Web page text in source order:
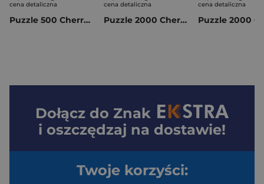
cena detaliczna
Puzzle 500 CherryPazzi The Forest Heart 20371
cena detaliczna
Puzzle 2000 CherryPazzi Baroque Table 50248
cena detaliczna
Dołącz do Znak
i oszczędzaj na dostawie!
Twoje korzyści: